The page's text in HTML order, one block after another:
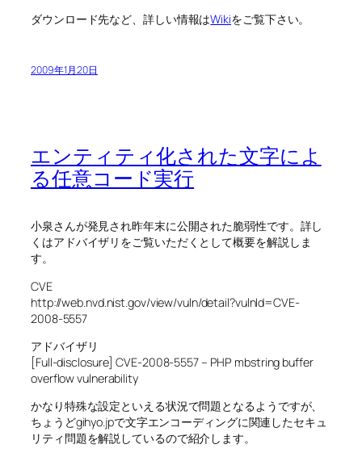
ダウンロード先など、詳しい情報はWikiをご覧下さい。
2009年1月20日
エンティティ化された文字によ
る任意コード実行
小泉さんが発見され昨年末に公開された脆弱性です。詳し
くはアドバイザリをご覧いただくとして概要を解説しま
す。
CVE
http://web.nvd.nist.gov/view/vuln/detail?vulnId=CVE-
2008-5557
アドバイザリ
[Full-disclosure] CVE-2008-5557 – PHP mbstring buffer
overflow vulnerability
かなり特殊な設定といえる状況で問題となるようですが、
ちょうどgihyo.jpで文字エンコーディングに関連したセキュ
リティ問題を解説しているので紹介します。